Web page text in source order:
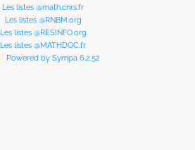
Les listes @math.cnrs.fr
Les listes @RNBM.org
Les listes @RESINFO.org
Les listes @MATHDOC.fr
Powered by Sympa 6.2.52